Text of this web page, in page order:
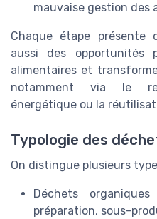
mauvaise gestion des
Chaque étape présente
aussi des opportunités
alimentaires et
notamment via le
énergétique ou la
Typologie des
On distingue plusieurs
Déchets
préparation, sous-